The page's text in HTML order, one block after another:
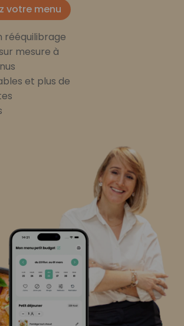
votre menu
rééquilibrage
mesure à
et plus de